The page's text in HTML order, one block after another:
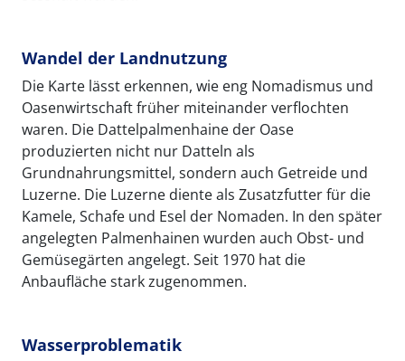
Wandel der Landnutzung
Die Karte lässt erkennen, wie eng Nomadismus und
Oasenwirtschaft früher miteinander verflochten
waren. Die Dattelpalmenhaine der Oase
produzierten nicht nur Datteln als
Grundnahrungsmittel, sondern auch Getreide und
Luzerne. Die Luzerne diente als Zusatzfutter für die
Kamele, Schafe und Esel der Nomaden. In den später
angelegten Palmenhainen wurden auch Obst- und
Gemüsegärten angelegt. Seit 1970 hat die
Anbaufläche stark zugenommen.
Wasserproblematik